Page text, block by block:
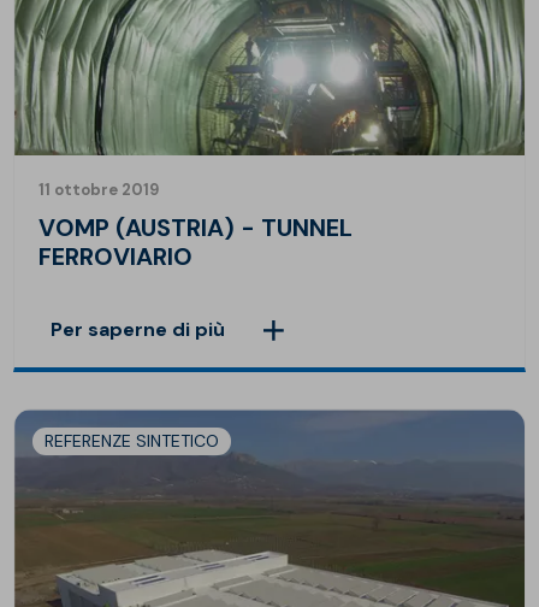
11 ottobre 2019
VOMP (AUSTRIA) - TUNNEL
FERROVIARIO
Per saperne di più
REFERENZE SINTETICO